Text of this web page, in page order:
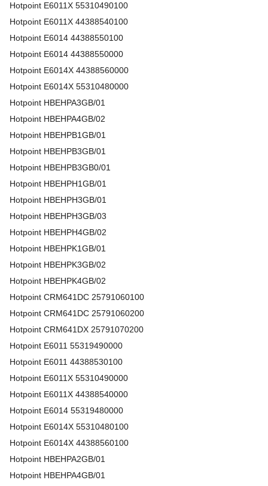
Hotpoint E6011X 55310490100
Hotpoint E6011X 44388540100
Hotpoint E6014 44388550100
Hotpoint E6014 44388550000
Hotpoint E6014X 44388560000
Hotpoint E6014X 55310480000
Hotpoint HBEHPA3GB/01
Hotpoint HBEHPA4GB/02
Hotpoint HBEHPB1GB/01
Hotpoint HBEHPB3GB/01
Hotpoint HBEHPB3GB0/01
Hotpoint HBEHPH1GB/01
Hotpoint HBEHPH3GB/01
Hotpoint HBEHPH3GB/03
Hotpoint HBEHPH4GB/02
Hotpoint HBEHPK1GB/01
Hotpoint HBEHPK3GB/02
Hotpoint HBEHPK4GB/02
Hotpoint CRM641DC 25791060100
Hotpoint CRM641DC 25791060200
Hotpoint CRM641DX 25791070200
Hotpoint E6011 55319490000
Hotpoint E6011 44388530100
Hotpoint E6011X 55310490000
Hotpoint E6011X 44388540000
Hotpoint E6014 55319480000
Hotpoint E6014X 55310480100
Hotpoint E6014X 44388560100
Hotpoint HBEHPA2GB/01
Hotpoint HBEHPA4GB/01